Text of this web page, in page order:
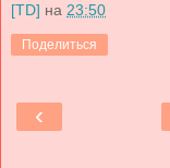
[TD] на 23:50
Поделиться
‹